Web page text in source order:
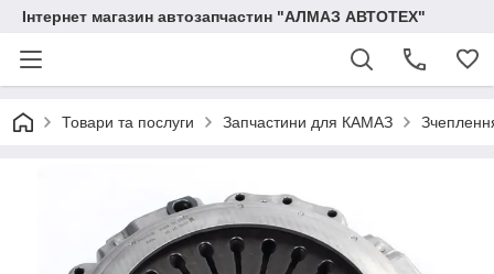
Інтернет магазин автозапчастин "АЛМАЗ АВТОТЕХ"
Товари та послуги Запчастини для КАМАЗ